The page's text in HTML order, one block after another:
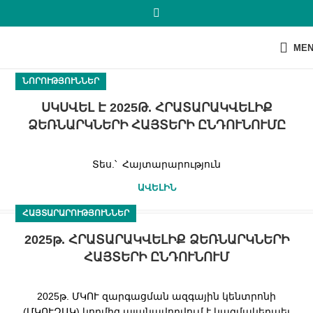
ՆՈՐՈՒԹՅՈՒՆՆԵՐ
ՍԿՍՎԵԼ Է 2025Թ. ՀՐԱՏԱՐԱԿՎԵԼԻՔ
ՁԵՌՆԱՐԿՆԵՐԻ ՀԱՅՏԵՐԻ ԸՆԴՈՒՆՈՒՄԸ
Տես.՝ Հայտարարություն
ԱՎԵԼԻՆ
ՀԱՅՏԱՐԱՐՈՒԹՅՈՒՆՆԵՐ
2025թ. ՀՐԱՏԱՐԱԿՎԵԼԻՔ ՁԵՌՆԱՐԿՆԵՐԻ
ՀԱՅՏԵՐԻ ԸՆԴՈՒՆՈՒՄ
2025թ. ՄԿՈՒ զարգացման ազգային կենտրոնի